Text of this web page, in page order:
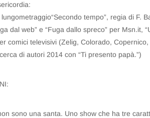
lungometraggio“Secondo tempo”, regia di F.
dal web” e “Fuga dallo spreco” per Msn.it,
comici televisivi (Zelig, Colorado,
di autori 2014 con “Ti presento papà.”)
sono una santa. Uno show che ha tre